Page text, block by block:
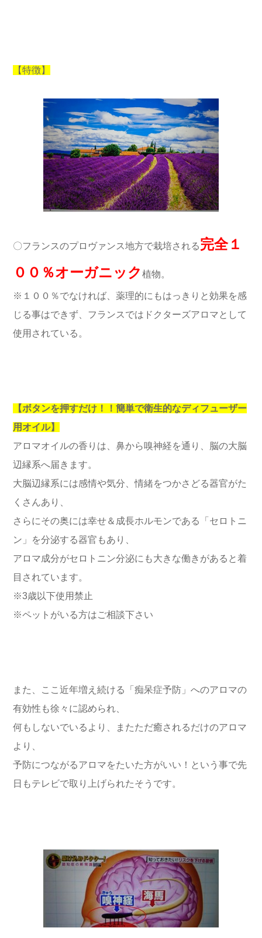
【特徴】
〇フランスのプロヴァンス地方で栽培される完全１
００％オーガニック 植物。
※１００％でなければ、薬理的にもはっきりと効果を感
じる事はできず、フランスではドクターズアロマとして
使用されている。
【ボタンを押すだけ！！簡単で衛生的なディフューザー
用オイル】
アロマオイルの香りは、鼻から嗅神経を通り、脳の大脳
辺縁系へ届きます。
大脳辺縁系には感情や気分、情緒をつかさどる器官がた
くさんあり、
さらにその奥には幸せ＆成長ホルモンである「セロトニ
ン」を分泌する器官もあり、
アロマ成分がセロトニン分泌にも大きな働きがあると着
目されています。
※3歳以下使用禁止
※ペットがいる方はご相談下さい
また、ここ近年増え続ける「痴呆症予防」へのアロマの
有効性も徐々に認められ、
何もしないでいるより、またただ癒されるだけのアロマ
より、
予防につながるアロマをたいた方がいい！という事で先
日もテレビで取り上げられたそうです。